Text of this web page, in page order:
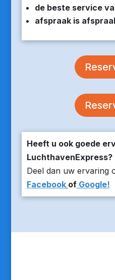
de beste service
afspraak is
Heeft u ook goede
LuchthavenExpress?
Deel dan uw ervaring
Facebook ofGoogle!